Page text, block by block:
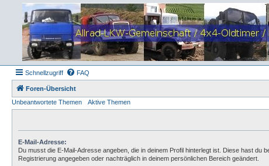
Schnellzugriff FAQ
Foren-Übersicht
Unbeantwortete Themen
Aktive Themen
E-Mail-Adresse:
Du musst die E-Mail-Adresse angeben, die in deinem Profil hinterlegt ist. Diese hast du
Registrierung angegeben oder nachträglich in deinem persönlichen Bereich geändert.